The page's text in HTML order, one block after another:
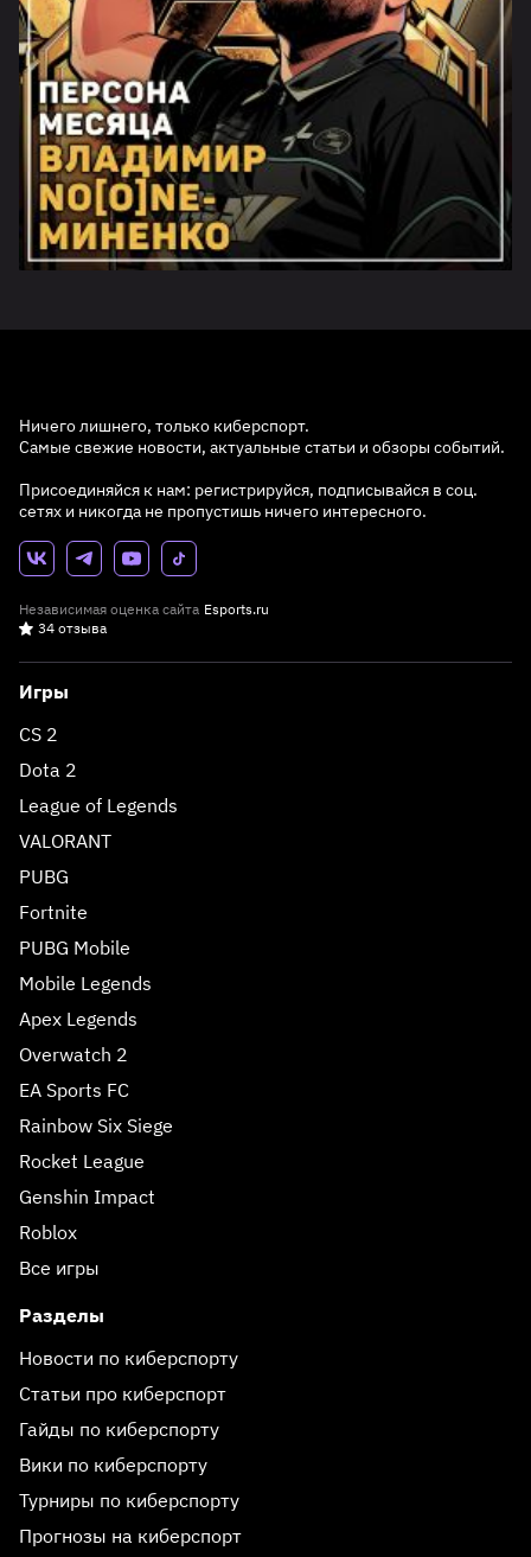
Ничего лишнего, только киберспорт.
Самые свежие новости, актуальные статьи и обзоры событий.
Присоединяйся к нам: регистрируйся, подписывайся в соц.
сетях и никогда не пропустишь ничего интересного.
Независимая оценка сайта Esports.ru
34 отзыва
Игры
CS 2
Dota 2
League of Legends
VALORANT
PUBG
Fortnite
PUBG Mobile
Mobile Legends
Apex Legends
Overwatch 2
EA Sports FC
Rainbow Six Siege
Rocket League
Genshin Impact
Roblox
Все игры
Разделы
Новости по киберспорту
Статьи про киберспорт
Гайды по киберспорту
Вики по киберспорту
Турниры по киберспорту
Прогнозы на киберспорт